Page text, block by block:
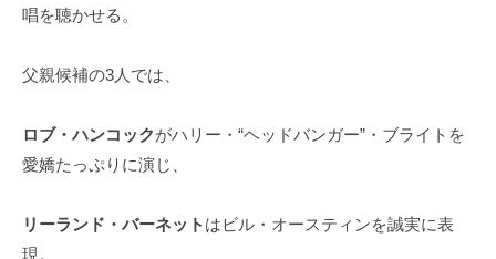
唱を聴かせる。
父親候補の3人では、
ロブ・ハンコックがハリー・“ヘッドバンガー”・ブライトを
愛嬌たっぷりに演じ、
リーランド・バーネット はビル・オースティンを誠実に表
現。